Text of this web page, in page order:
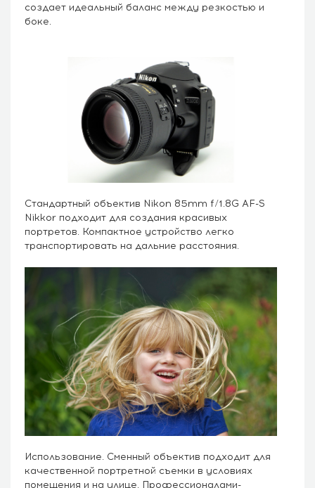
создает идеальный баланс между резкостью и
боке.
Стандартный объектив Nikon 85mm f/1.8G AF-S
Nikkor подходит для создания красивых
портретов. Компактное устройство легко
транспортировать на дальние расстояния.
Использование. Сменный объектив подходит для
качественной портретной съемки в условиях
помещения и на улице. Профессионалами-